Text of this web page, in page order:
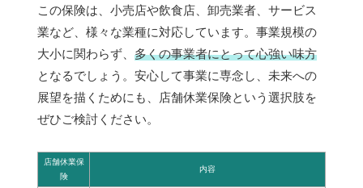
この保険は、小売店や飲食店、卸売業者、サービス
業など、様々な業種に対応しています。事業規模の
大小に関わらず、 多くの事業者にとって心強い味方
となるでしょう。安心して事業に専念し、未来への
展望を描くためにも、店舗休業保険という選択肢を
ぜひご検討ください。
店舗休業保
険
内容